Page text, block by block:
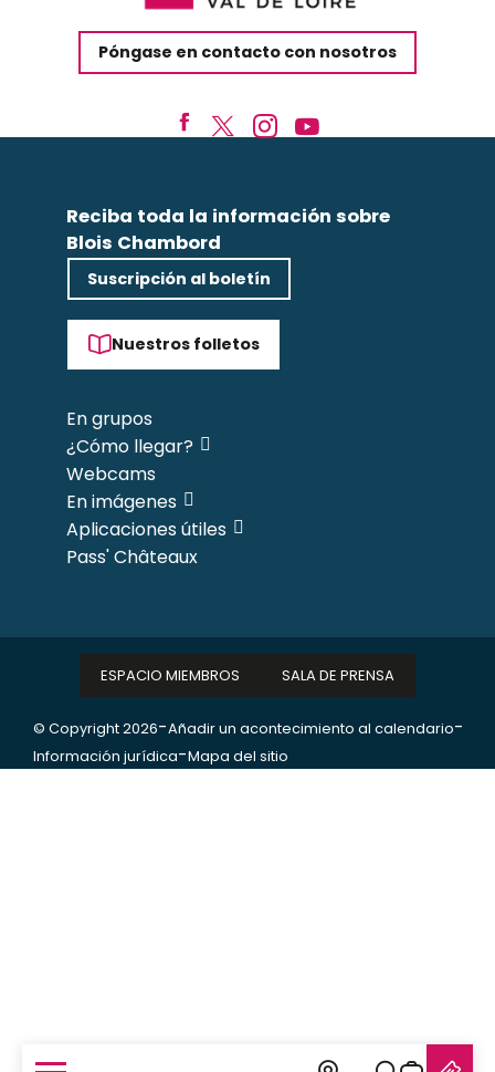
Póngase en contacto con nosotros
Reciba toda la información sobre
Blois Chambord
Suscripción al boletín
Nuestros folletos
En grupos
¿Cómo llegar?
Webcams
En imágenes
Aplicaciones útiles
Pass' Châteaux
© Copyright 2026-Añadir un acontecimiento al calendario-
Información jurídica-Mapa del sitio
ESPACIO MIEMBROS SALA DE PRENSA